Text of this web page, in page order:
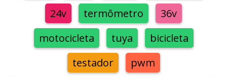
24v
termômetro
36v
motocicleta
tuya
bicicleta
testador
pwm